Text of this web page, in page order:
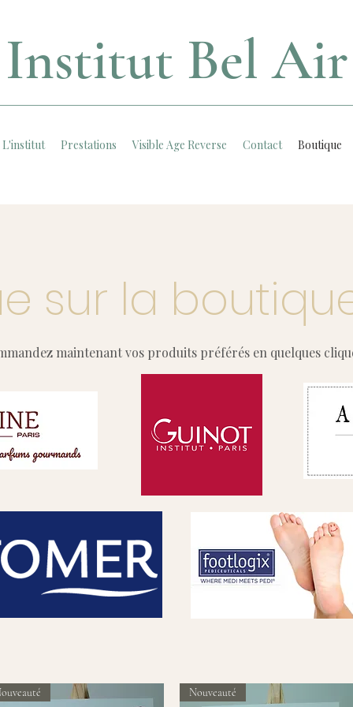
Institut Bel Air
L'institut Prestations Visible Age Reverse Contact Boutique
sur la
maintenant vos produits préférés en quelques
Nouveauté